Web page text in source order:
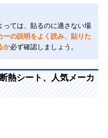
っては、貼るのに適さない場
ーの説明をよく読み、貼りた
か必ず確認しましょう。
熱シート、人気メーカ